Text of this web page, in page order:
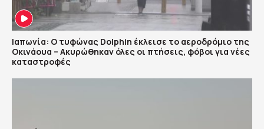
Ιαπωνία: Ο τυφώνας Dolphin έκλεισε το αεροδρόμιο της
Οκινάουα – Ακυρώθηκαν όλες οι πτήσεις, φόβοι για νέες
καταστροφές